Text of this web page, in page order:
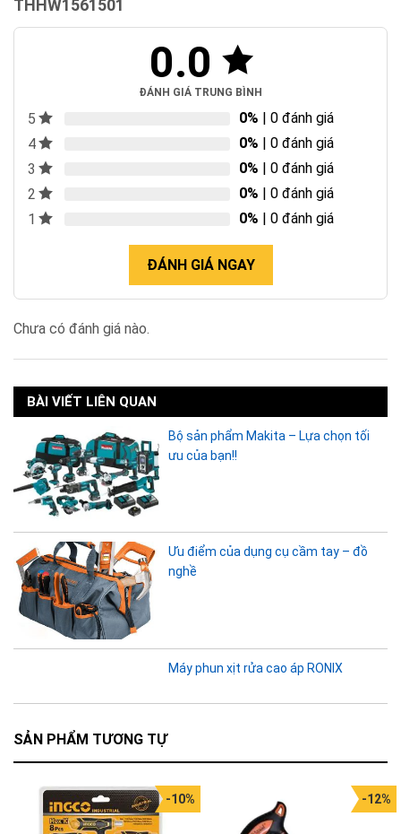
THHW1561501
0.0
ĐÁNH GIÁ TRUNG BÌNH
5 0% | 0 đánh giá
4
0% | 0 đánh giá
3
0% | 0 đánh giá
2
0% | 0 đánh giá
1
0% | 0 đánh giá
ĐÁNH GIÁ NGAY
Chưa có đánh giá nào.
BÀI VIẾT LIÊN QUAN
Bộ sản phẩm Makita – Lựa chọn tối
ưu của bạn!!
Ưu điểm của dụng cụ cầm tay – đồ
nghề
Máy phun xịt rửa cao áp RONIX
SẢN PHẨM TƯƠNG TỰ
-10% -12%